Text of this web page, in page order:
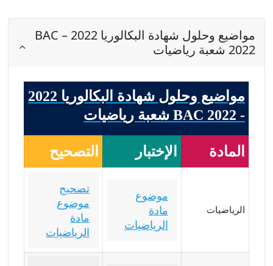
مواضيع وحلول شهادة البكالوريا 2022 – BAC
2022 شعبة رياضيات
مواضيع وحلول شهادة البكالوريا 2022
- BAC 2022 شعبة رياضيات
المادة الإختبار التصحيح
الرياضيات
موضوع
مادة
الرياضيات
تصحيح
موضوع
مادة
الرياضيات